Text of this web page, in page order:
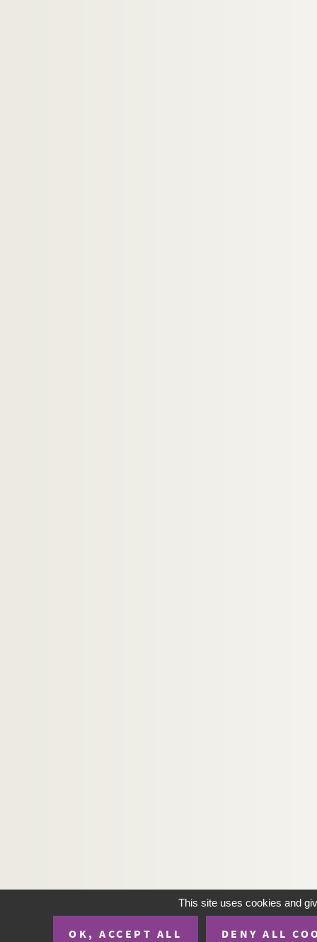
This site uses cookies and
OK, ACCEPT ALL DENY ALL